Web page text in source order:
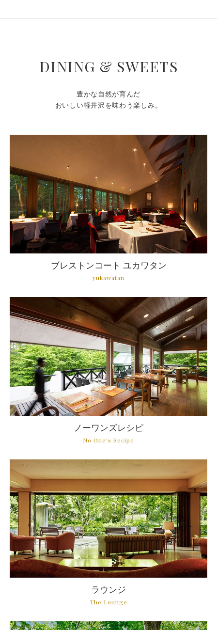
DINING & SWEETS
豊かな自然が育んだ
おいしい軽井沢を味わう楽しみ。
ブレストンコート ユカワタン
ノーワンズレシピ
ラウンジ